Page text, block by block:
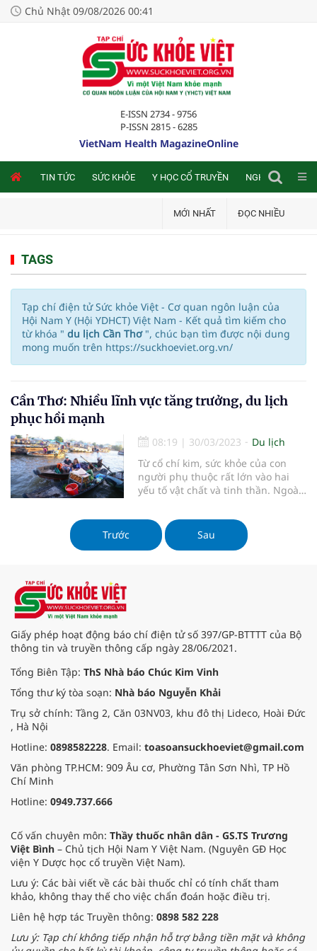
Chủ Nhật 09/08/2026 00:41
E-ISSN 2734 - 9756
P-ISSN 2815 - 6285
VietNam Health MagazineOnline
TIN TỨC SỨC KHỎE Y HỌC CỔ TRUYỀN NGHIÊN CỨU
MỚI NHẤT ĐỌC NHIỀU
TAGS
Tạp chí điện tử Sức khỏe Việt - Cơ quan ngôn luận của
Hội Nam Y (Hội YDHCT) Việt Nam - Kết quả tìm kiếm cho
từ khóa " du lịch Cần Thơ ", chúc bạn tìm được nội dung
mong muốn trên https://suckhoeviet.org.vn/
Cần Thơ: Nhiều lĩnh vực tăng trưởng, du lịch
phục hồi mạnh
08:19 | 30/03/2023
Du lịch
Từ cổ chí kim, sức khỏe của con
người phụ thuộc rất lớn vào hai
yếu tố vật chất và tinh thần. Ngoài
thể, bồi dưỡng tích lũy năng lượng
tinh thần chính là tạo nên sự cân
bằng cần thiết cho cuộc sống. Tạp
Trước Sau
Giấy phép hoạt động báo chí điện tử số 397/GP-BTTTT của Bộ
thông tin và truyền thông cấp ngày 28/06/2021.
Tổng Biên Tập: ThS Nhà báo Chúc Kim Vinh
Tổng thư ký tòa soạn: Nhà báo Nguyễn Khải
Trụ sở chính: Tầng 2, Căn 03NV03, khu đô thị Lideco, Hoài Đức
, Hà Nội
Hotline: 0898582228. Email: toasoansuckhoeviet@gmail.com
Văn phòng TP.HCM: 909 Âu cơ, Phường Tân Sơn Nhì, TP Hồ
Chí Minh
Hotline: 0949.737.666
Cố vấn chuyên môn: Thầy thuốc nhân dân - GS.TS Trương
Việt Bình – Chủ tịch Hội Nam Y Việt Nam. (Nguyên GĐ Học
viện Y Dược học cổ truyền Việt Nam).
Lưu ý: Các bài viết về các bài thuốc chỉ có tính chất tham
khảo, không thay thế cho việc chẩn đoán hoặc điều trị.
Liên hệ hợp tác Truyền thông: 0898 582 228
Lưu ý: Tạp chí không tiếp nhận hỗ trợ bằng tiền mặt và không